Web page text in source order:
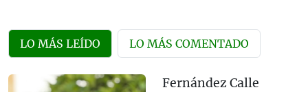
LO MÁS LEÍDO LO MÁS COMENTADO
Fernández Calle